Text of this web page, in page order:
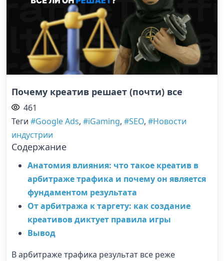
Почему креатив решает (почти) все
461
Теги #Google Ads, #iGaming, #SEO, #Новости
индустрии
Содержание
Анатомия влияния: что такое креатив в
арбитраже трафика и почему он является
фундаментом результата
От арбитража к таргету: как создание
креативов диктует правила игры
Вывод
В арбитраже трафика результат все реже